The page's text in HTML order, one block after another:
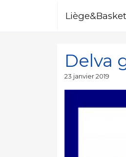
Delva
Publié
23 janvier 2019